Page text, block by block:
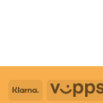
Klarna